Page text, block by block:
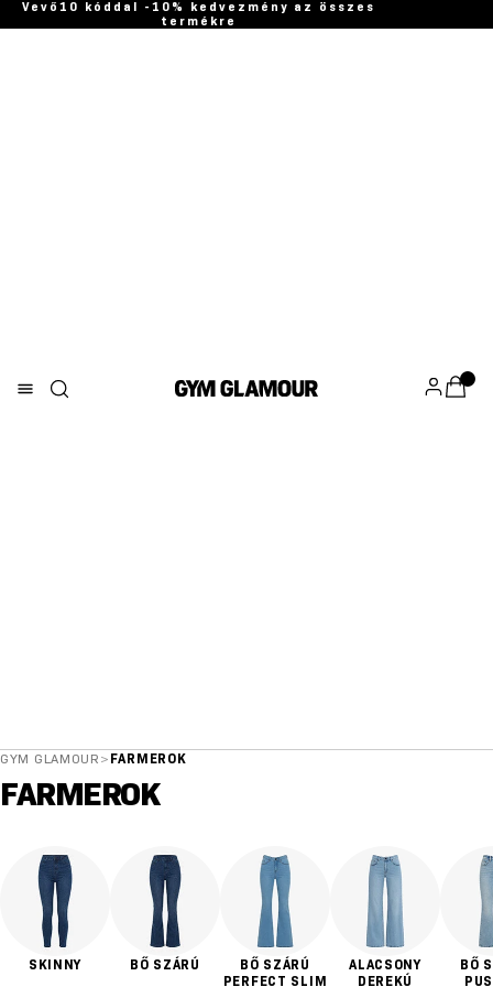
Vevő10 kóddal -10% kedvezmény az összes
termékre
GYM GLAMOUR > FARMEROK
FARMEROK
SKINNY BŐ SZÁRÚ
BŐ SZÁRÚ
PERFECT SLIM
ALACSONY
DEREKÚ
BŐ